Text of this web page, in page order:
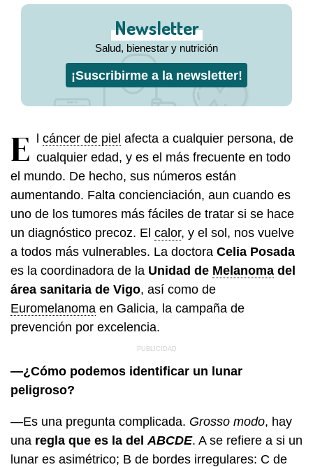
Newsletter
Salud, bienestar y nutrición
¡Suscribirme a la newsletter!
E l cáncer de piel afecta a cualquier persona, de
cualquier edad, y es el más frecuente en todo
el mundo. De hecho, sus números están
aumentando. Falta concienciación, aun cuando es
uno de los tumores más fáciles de tratar si se hace
un diagnóstico precoz. El calor, y el sol, nos vuelve
a todos más vulnerables. La doctora Celia Posada
es la coordinadora de la Unidad de Melanoma del
área sanitaria de Vigo, así como de
Euromelanoma en Galicia, la campaña de
prevención por excelencia.
—¿Cómo podemos identificar un lunar
peligroso?
—Es una pregunta complicada. Grosso modo, hay
una regla que es la del ABCDE. A se refiere a si un
lunar es asimétrico; B de bordes irregulares: C de